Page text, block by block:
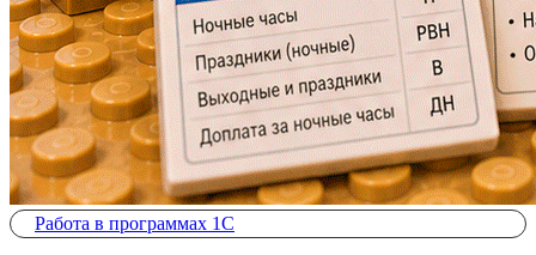
Работа в программах 1С